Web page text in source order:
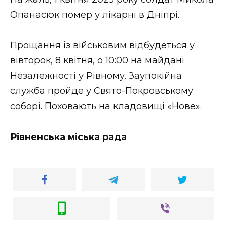
Опанасюк помер у лікарні в Дніпрі.
Прощання із військовим відбудеться у
вівторок, 8 квітня, о 10:00 на майдані
Незалежності у Рівному. Заупокійна
служба пройде у Свято-Покровському
соборі. Поховають на кладовищі «Нове».
Рівненська міська рада